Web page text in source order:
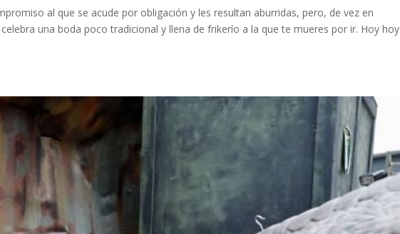
al que se acude por obligación y les resultan aburridas, pero, de vez en
una boda poco tradicional y llena de frikerío a la que te mueres por ir. Hoy hoy